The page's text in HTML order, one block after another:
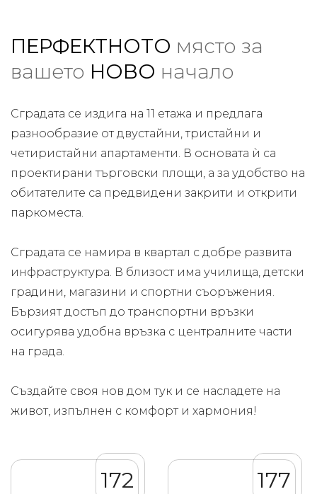
ПЕРФЕКТНОТО място за
вашето НОВО начало
Сградата се издига на 11 етажа и предлага
разнообразие от двустайни, тристайни и
четиристайни апартаменти. В основата ѝ са
проектирани търговски площи, а за удобство на
обитателите са предвидени закрити и открити
паркоместа.
Сградата се намира в квартал с добре развита
инфраструктура. В близост има училища, детски
градини, магазини и спортни съоръжения.
Бързият достъп до транспортни връзки
осигурява удобна връзка с централните части
на града.
Създайте своя нов дом тук и се насладете на
живот, изпълнен с комфорт и хармония!
172 177